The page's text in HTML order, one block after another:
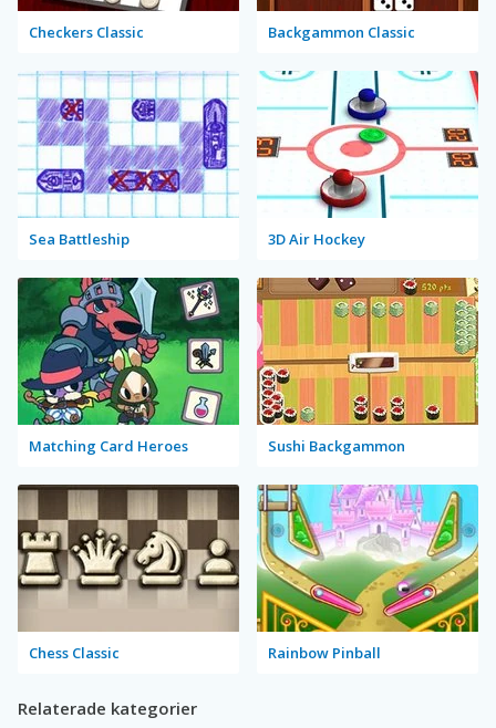
Checkers Classic Backgammon Classic
Sea Battleship 3D Air Hockey
Matching Card Heroes Sushi Backgammon
Chess Classic Rainbow Pinball
Relaterade kategorier